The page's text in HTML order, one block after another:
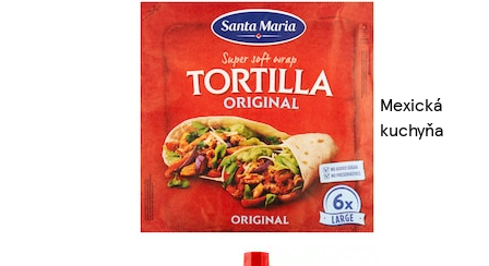
Mexická
kuchyňa